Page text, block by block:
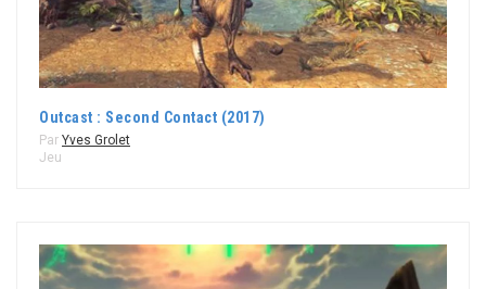
Outcast : Second Contact (2017)
Par Yves Grolet
Jeu